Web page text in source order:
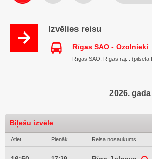
Izvēlies reisu
Rīgas SAO - Ozolnieki
Rīgas SAO, Rīgas raj. :
2026.
Biļešu izvēle
Atiet Pienāk Reisa nosaukums